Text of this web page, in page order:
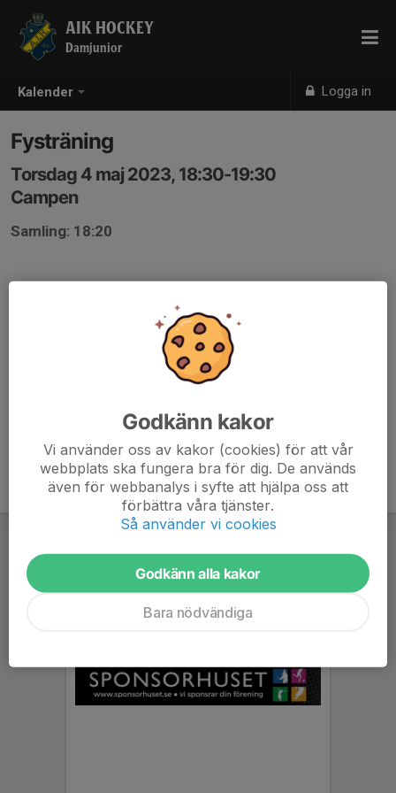
Kalender Logga in
AIK HOCKEY
Damjunior
Fysträning
Torsdag 4 maj 2023, 18:30-19:30
Campen
Samling: 18:20
Godkänn kakor
Vi använder oss av kakor (cookies) för att vår
webbplats ska fungera bra för dig. De används
även för webbanalys i syfte att hjälpa oss att
förbättra våra tjänster.
Så använder vi cookies
Godkänn alla kakor
Bara nödvändiga